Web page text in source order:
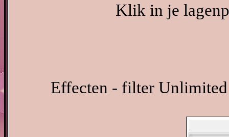
Klik in je
Effecten - filter